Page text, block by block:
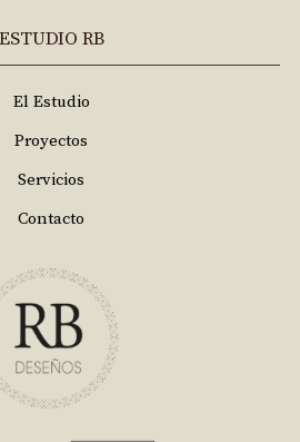
ESTUDIO RB
El Estudio
Proyectos
Servicios
Contacto